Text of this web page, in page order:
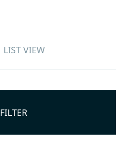
LIST VIEW
FILTER